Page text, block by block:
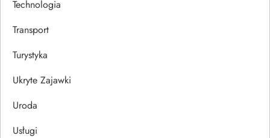
Technologia
Transport
Turystyka
Ukryte Zajawki
Uroda
Usługi